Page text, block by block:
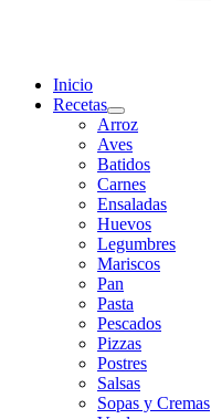
Inicio
Recetas
Arroz
Aves
Batidos
Carnes
Ensaladas
Huevos
Legumbres
Mariscos
Pan
Pasta
Pescados
Pizzas
Postres
Salsas
Sopas y Cremas